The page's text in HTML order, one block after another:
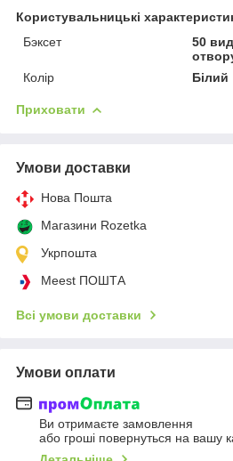
Користувальницькі
Бэксет
50
Колір
Білий
Приховати
Умови доставки
Нова Пошта
Магазини Rozetka
Укрпошта
Meest ПОШТА
Всі умови доставки
Умови оплати
Ви отримаєте замовлення
або гроші повернуться на вашу